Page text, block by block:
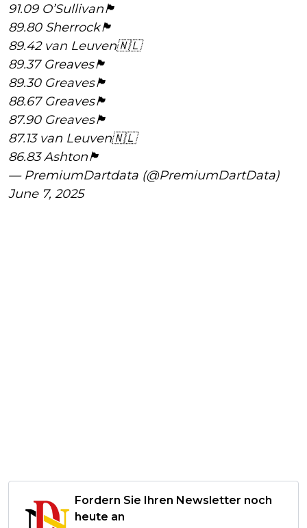
91.09 O’Sullivan🏴󠁧󠁢󠁷󠁬󠁳󠁿
89.80 Sherrock🏴󠁧󠁢󠁥󠁮󠁧󠁿
89.42 van Leuven🇳🇱
89.37 Greaves🏴󠁧󠁢󠁥󠁮󠁧󠁿
89.30 Greaves🏴󠁧󠁢󠁥󠁮󠁧󠁿
88.67 Greaves🏴󠁧󠁢󠁥󠁮󠁧󠁿
87.90 Greaves🏴󠁧󠁢󠁥󠁮󠁧󠁿
87.13 van Leuven🇳🇱
86.83 Ashton🏴󠁧󠁢󠁥󠁮󠁧󠁿
— PremiumDartdata (@PremiumDartData)
June 7, 2025
Fordern Sie Ihren Newsletter noch
heute an